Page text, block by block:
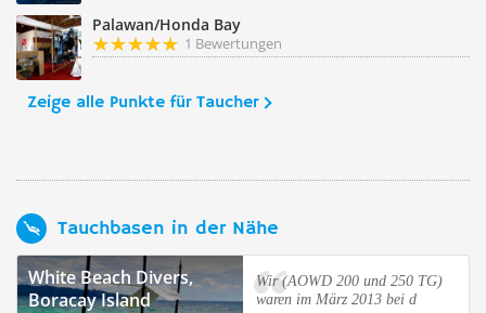
Palawan/Honda Bay
1 Bewertungen
Zeige alle Punkte für Taucher
Tauchbasen in der Nähe
White Beach Divers,
Boracay Island
Wir (AOWD 200 und 250 TG)
waren im März 2013 bei d